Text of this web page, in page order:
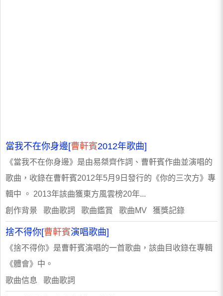
當我不在你身邊[曹軒賓2012年歌曲]
《當我不在你身邊》是由易桀齊作詞、曹軒賓作曲並演唱的
歌曲，收錄在曹軒賓2012年5月9日發行的《你的三次方》專
輯中 。 2013年該曲獲東方風雲榜20年...
創作背景 歌曲歌詞 歌曲鑑賞 歌曲MV 獲獎記錄
捨不得你[曹軒賓演唱歌曲]
《捨不得你》是曹軒賓演唱的一首歌曲，該曲目收錄在專輯
《體會》中。
歌曲信息 歌曲歌詞